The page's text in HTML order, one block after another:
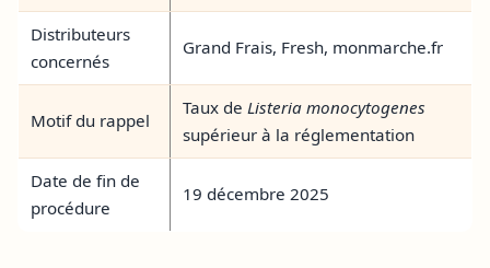
Distributeurs
concernés
Grand Frais, Fresh, monmarche.fr
Motif du rappel
Taux de Listeria monocytogenes
supérieur à la réglementation
Date de fin de
procédure
19 décembre 2025